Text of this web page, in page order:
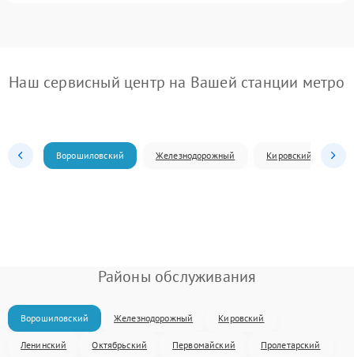
Наш сервисный центр на Вашей станции метро
Ворошиловский Железнодорожный Кировский
Районы обслуживания
Ворошиловский Железнодорожный Кировский
Ленинский Октябрьский Первомайский Пролетарский